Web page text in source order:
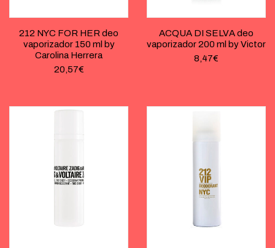
212 NYC FOR HER deo
vaporizador 150 ml by
Carolina Herrera
20,57€
ACQUA DI SELVA deo
vaporizador 200 ml by Victor
8,47€